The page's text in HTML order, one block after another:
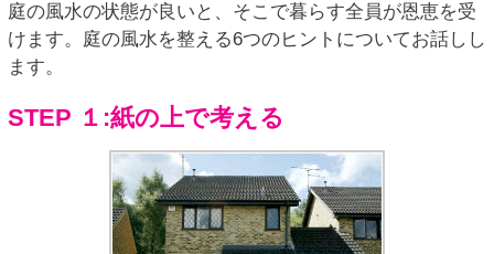
庭の風水の状態が良いと、そこで暮らす全員が恩恵を受
けます。庭の風水を整える6つのヒントについてお話しし
ます。
STEP １:紙の上で考える